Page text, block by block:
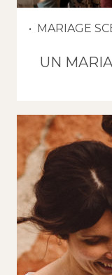
MARIAGE
UN